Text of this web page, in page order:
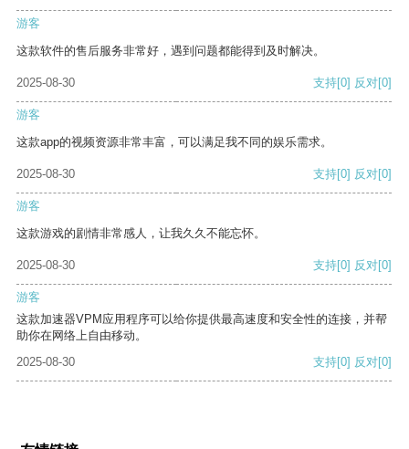
游客
这款软件的售后服务非常好，遇到问题都能得到及时解决。
2025-08-30 支持[0] 反对[0]
游客
这款app的视频资源非常丰富，可以满足我不同的娱乐需求。
2025-08-30 支持[0] 反对[0]
游客
这款游戏的剧情非常感人，让我久久不能忘怀。
2025-08-30 支持[0] 反对[0]
游客
这款加速器VPM应用程序可以给你提供最高速度和安全性的连接，并帮
助你在网络上自由移动。
2025-08-30
支持[0] 反对[0]